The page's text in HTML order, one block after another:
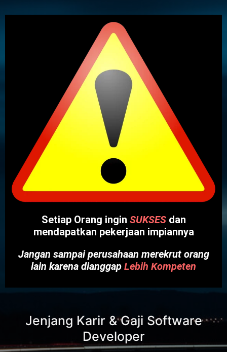
Setiap Orang ingin SUKSES dan
mendapatkan pekerjaan impiannya
Jangan sampai perusahaan merekrut orang
lain karena dianggap Lebih Kompeten
Jenjang Karir & Gaji Software
Developer